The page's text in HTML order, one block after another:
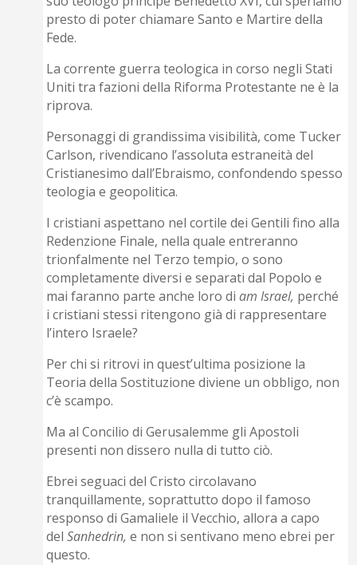
presto di poter chiamare Santo e Martire della
Fede.
La corrente guerra teologica in corso negli Stati
Uniti tra fazioni della Riforma Protestante ne è la
riprova.
Personaggi di grandissima visibilità, come Tucker
Carlson, rivendicano l’assoluta estraneità del
Cristianesimo dall’Ebraismo, confondendo spesso
teologia e geopolitica.
I cristiani aspettano nel cortile dei Gentili fino alla
Redenzione Finale, nella quale entreranno
trionfalmente nel Terzo tempio, o sono
completamente diversi e separati dal Popolo e
mai faranno parte anche loro diam Israel, perché
i cristiani stessi ritengono già di rappresentare
l’intero Israele?
Per chi si ritrovi in quest’ultima posizione la
Teoria della Sostituzione diviene un obbligo, non
c’è scampo.
Ma al Concilio di Gerusalemme gli Apostoli
presenti non dissero nulla di tutto ciò.
Ebrei seguaci del Cristo circolavano
tranquillamente, soprattutto dopo il famoso
responso di Gamaliele il Vecchio, allora a capo
delSanhedrin,e non si sentivano meno ebrei per
questo.